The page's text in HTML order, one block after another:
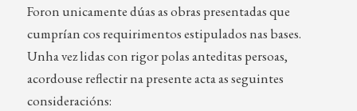
Foron unicamente dúas as obras presentadas que
cumprían cos requirimentos estipulados nas bases.
Unha vez lidas con rigor polas anteditas persoas,
acordouse reflectir na presente acta as seguintes
consideracións: